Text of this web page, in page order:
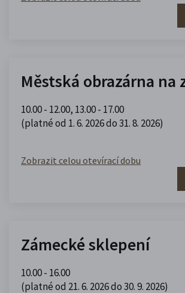
Městská obrazárna na
10.00 - 12.00, 13.00 - 17.00
(platné od 1. 6. 2026 do 31. 8. 2026)
Zobrazit celou otevírací dobu
Zámecké sklepení
10.00 - 16.00
(platné od 21. 6. 2026 do 30. 9. 2026)